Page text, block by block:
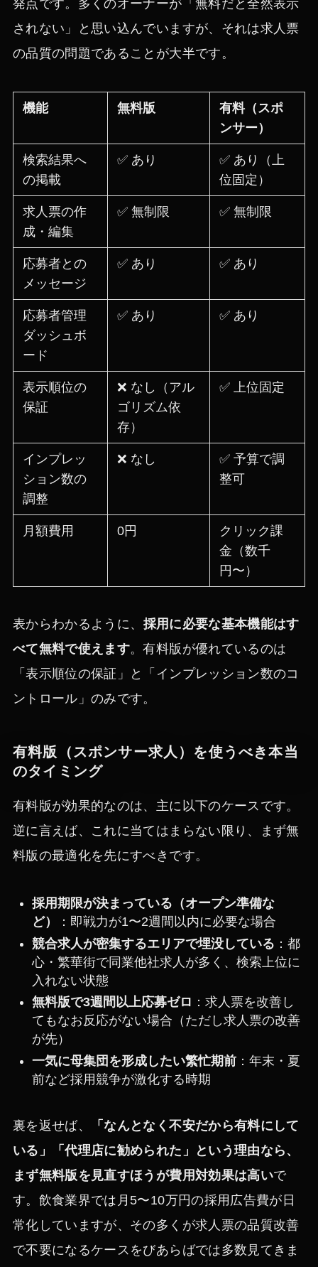
発点です。多くのオーナーが「無料だと全然表示
されない」と思い込んでいますが、それは求人票
の品質の問題であることが大半です。
機能 無料版
有料（スポ
ンサー）
検索結果へ
の掲載
✅ あり
✅ あり（上
位固定）
求人票の作
成・編集
✅ 無制限 ✅ 無制限
応募者との
メッセージ
✅ あり ✅ あり
応募者管理
ダッシュボ
ード
✅ あり ✅ あり
表示順位の
保証
❌ なし（アル
ゴリズム依
存）
✅ 上位固定
インプレッ
ション数の
調整
❌ なし
✅ 予算で調
整可
月額費用 0円
クリック課
金（数千
円〜）
表からわかるように、 採用に必要な基本機能はす
べて無料で使えます。有料版が優れているのは
「表示順位の保証」と「インプレッション数のコ
ントロール」のみです。
有料版（スポンサー求人）を使うべき本当
のタイミング
有料版が効果的なのは、主に以下のケースです。
逆に言えば、これに当てはまらない限り、まず無
料版の最適化を先にすべきです。
採用期限が決まっている（オープン準備な
ど）
：即戦力が1〜2週間以内に必要な場合
競合求人が密集するエリアで埋没している ：都
心・繁華街で同業他社求人が多く、検索上位に
入れない状態
無料版で3週間以上応募ゼロ ：求人票を改善し
てもなお反応がない場合（ただし求人票の改善
が先）
一気に母集団を形成したい繁忙期前：年末・夏
前など採用競争が激化する時期
裏を返せば、
「なんとなく不安だから有料にして
いる」「代理店に勧められた」という理由なら、
まず無料版を見直すほうが費用対効果は高いで
す。飲食業界では月5〜10万円の採用広告費が日
常化していますが、その多くが求人票の品質改善
で不要になるケースをびあらばでは多数見てきま